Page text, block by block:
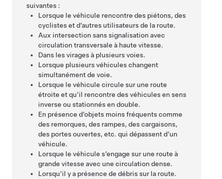
suivantes :
Lorsque le véhicule rencontre des piétons, des
cyclistes et d’autres utilisateurs de la route.
Aux intersection sans signalisation avec
circulation transversale à haute vitesse.
Dans les virages à plusieurs voies.
Lorsque plusieurs véhicules changent
simultanément de voie.
Lorsque le véhicule circule sur une route
étroite et qu’il rencontre des véhicules en sens
inverse ou stationnés en double.
En présence d’objets moins fréquents comme
des remorques, des rampes, des cargaisons,
des portes ouvertes, etc. qui dépassent d’un
véhicule.
Lorsque le véhicule s’engage sur une route à
grande vitesse avec une circulation dense.
Lorsqu’il y a présence de débris sur la route.